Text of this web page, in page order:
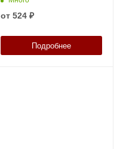
от 524 ₽
Подробнее